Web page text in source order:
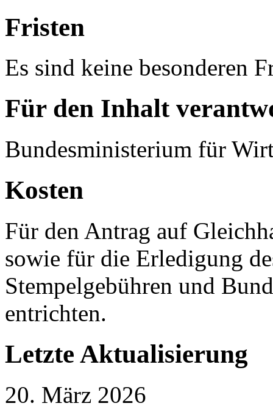
Fristen
Es sind keine besonderen
Für den Inhalt
Bundesministerium für
Kosten
Für den Antrag auf
sowie für die Erledigung
Stempelgebühren und
entrichten.
Letzte Aktualisierung
20. März 2026